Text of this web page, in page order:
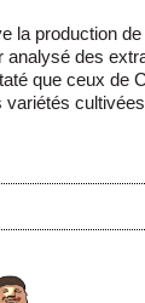
la production
des
que ceux de